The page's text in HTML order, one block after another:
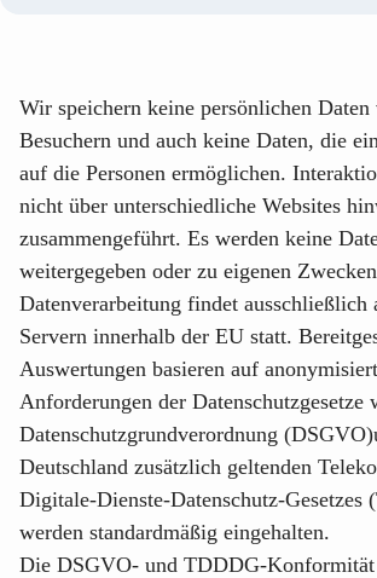
Wir speichern keine persönlichen
Besuchern und auch keine Daten, die
auf die Personen ermöglichen.
nicht über unterschiedliche Websites
zusammengeführt. Es werden keine
weitergegeben oder zu eigenen
Datenverarbeitung findet ausschließlich
Servern innerhalb der EU statt.
Auswertungen basieren auf
Anforderungen der Datenschutzgesetze
Datenschutzgrundverordnung
Deutschland zusätzlich geltenden
Digitale-Dienste-Datenschutz-Gesetzes
werden standardmäßig eingehalten.
Die DSGVO- und TDDDG-